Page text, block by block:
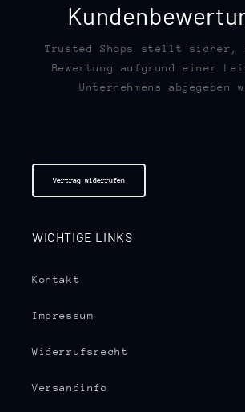
Trusted Shops stellt sicher,
Bewertung aufgrund einer
Unternehmens abgegeben
Vertrag widerrufen
WICHTIGE LINKS
Kontakt
Impressum
Widerrufsrecht
Versandinfo